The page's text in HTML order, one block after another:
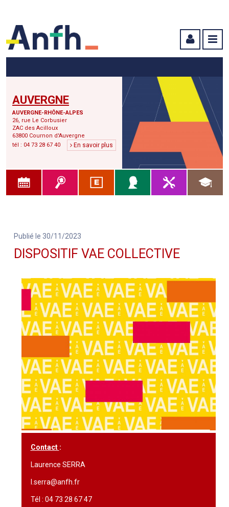
AUVERGNE
AUVERGNE-RHÔNE-ALPES
26, rue Le Corbusier
ZAC des Acilloux
63800 Cournon d'Auvergne
tél : 04 73 28 67 40
En savoir plus
Publié le 30/11/2023
DISPOSITIF VAE COLLECTIVE
Contact :
Laurence SERRA
l.serra@anfh.fr
Tél : 04 73 28 67 47